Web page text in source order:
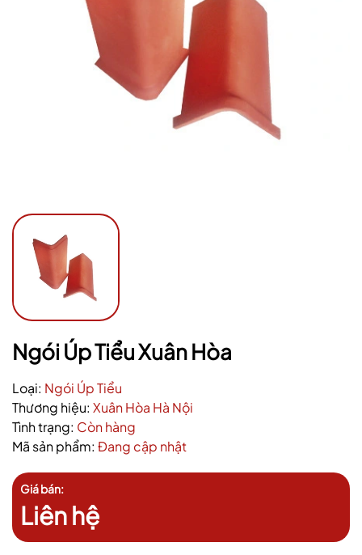
Ngói Úp Tiểu Xuân Hòa
Loại: Ngói Úp Tiểu
Thương hiệu: Xuân Hòa Hà Nội
Tình trạng: Còn hàng
Mã sản phẩm: Đang cập nhật
Giá bán:
Liên hệ
Ngày hết hạn: